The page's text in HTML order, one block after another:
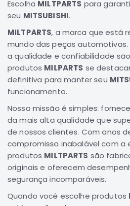
Pajero
Suspensão
Freio
Correias
Filtros
Elétrica
Acessórios
Lancer
Motor
Suspensão
Freio
Correias
Escolha MILTPARTS para
seu MITSUBISHI.
MILTPARTS, a marca que está
mundo das peças automotivas.
a qualidade e confiabilidade
produtos MILPARTS se
definitiva para manter seu
funcionamento.
Nossa missão é simples:
da mais alta qualidade que
de nossos clientes. Com anos
compromisso inabalável com a
produtos MILTPARTS são
originais e oferecem
segurança incomparáveis.
Quando você escolhe produtos